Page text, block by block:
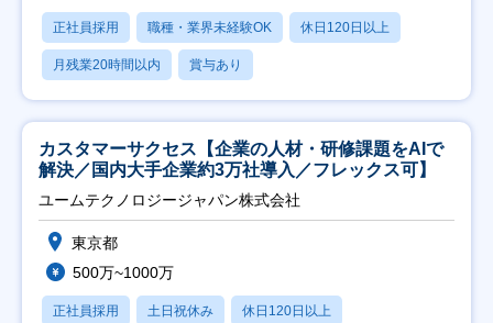
正社員採用 職種・業界未経験OK 休日120日以上
月残業20時間以内 賞与あり
カスタマーサクセス【企業の人材・研修課題をAIで
解決／国内大手企業約3万社導入／フレックス可】
ユームテクノロジージャパン株式会社
東京都
500万~1000万
正社員採用 土日祝休み 休日120日以上